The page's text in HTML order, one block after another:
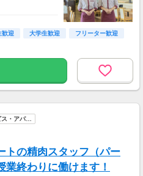
円UP
歓迎 大学生歓迎
フリーター歓迎
ス・アパ…
トの精肉スタッフ（パー
業終わりに働けます！